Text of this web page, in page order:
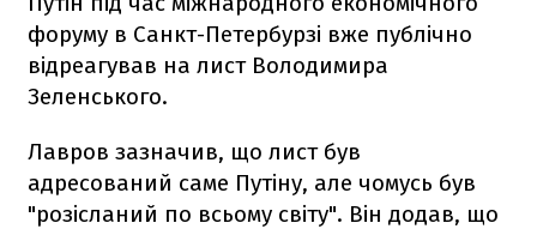
форуму в Санкт-Петербурзі вже публічно
відреагував на лист Володимира
Зеленського.
Лавров зазначив, що лист був
адресований саме Путіну, але чомусь був
"розісланий по всьому світу". Він додав, що